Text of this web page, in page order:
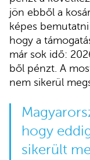
jön ebből a
képes
hogy a
már sok idő:
ből pénzt. A
nem sikerül
hogy
sikerült